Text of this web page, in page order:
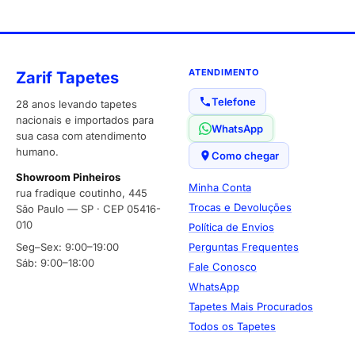
Zarif Tapetes
28 anos levando tapetes
nacionais e importados para
sua casa com atendimento
humano.
Showroom Pinheiros
rua fradique coutinho, 445
São Paulo — SP · CEP 05416-
010
Seg–Sex: 9:00–19:00
Sáb: 9:00–18:00
ATENDIMENTO
Telefone
WhatsApp
Como chegar
Minha Conta
Trocas e Devoluções
Política de Envios
Perguntas Frequentes
Fale Conosco
WhatsApp
Tapetes Mais Procurados
Todos os Tapetes